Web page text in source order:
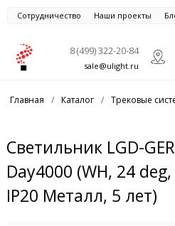
Сотрудничество Наши проекты
8 (499) 322-20-84
sale@ulight.ru
Главная / Каталог / Трековые
Светильник LGD-
Day4000 (WH, 24
IP20 Металл, 5 лет)